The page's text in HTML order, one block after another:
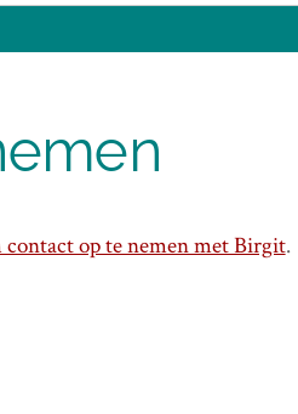
op te nemen met Birgit.